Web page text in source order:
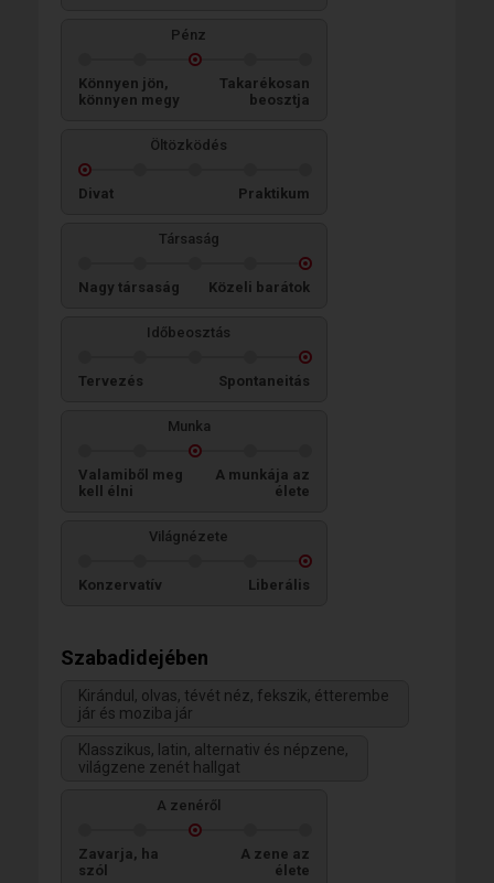
Pénz
Könnyen jön,
könnyen megy
Takarékosan
beosztja
Öltözködés
Divat Praktikum
Társaság
Nagy társaság Közeli barátok
Időbeosztás
Tervezés Spontaneitás
Munka
Valamiből meg
kell élni
A munkája az
élete
Világnézete
Konzervatív Liberális
Szabadidejében
Kirándul, olvas, tévét néz, fekszik, étterembe
jár és moziba jár
Klasszikus, latin, alternativ és népzene,
világzene zenét hallgat
A zenéről
Zavarja, ha
szól
A zene az
élete